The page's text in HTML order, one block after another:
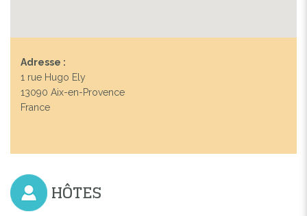
Adresse :
1 rue Hugo Ely
13090 Aix-en-Provence
France
HÔTES